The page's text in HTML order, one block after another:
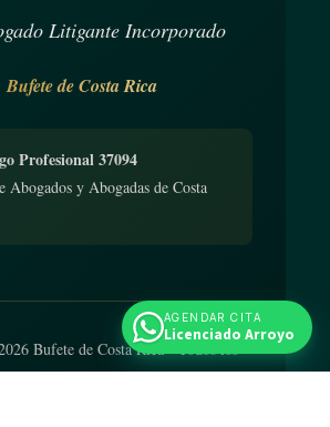
Litigante Incorporado
Bufete de Costa Rica
Profesional 37094
Abogados y Abogadas de Costa
Bufete de Costa Rica - Todos los
derechos reservados
AGENDAR CITA
Licenciado Arroyo